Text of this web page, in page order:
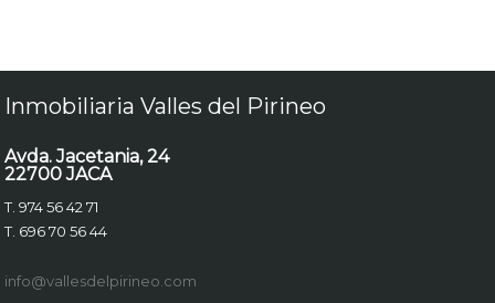
Inmobiliaria Valles del Pirineo
Avda. Jacetania, 24
22700 JACA
T. 974 56 42 71
T. 696 70 56 44
info@vallesdelpirineo.com